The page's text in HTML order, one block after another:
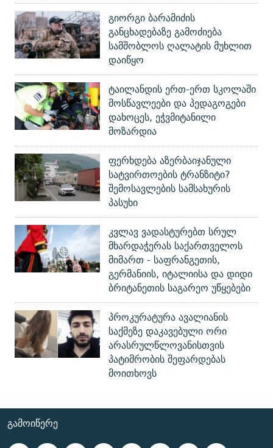
გიორგი ბარამიძის
განცხადებაზე გამოძიება
სამშობლოს ღალატის მუხლით
დაიწყო
ტაილანდის ერთ-ერთ სკოლაში
მოსწავლეები და პედაგოგები
დახოცეს, ეჭვმიტანილი
მოზარდია
ფერხდება აზერბაიჯანული
სატვირთოების ტრანზიტი?
შემოსავლების სამსახურის
პასუხი
კვლავ ვადასტურებთ სრულ
მხარდაჭერას საქართველოს
მიმართ - საფრანგეთის,
გერმანიის, იტალიისა და დიდი
ბრიტანეთის საგარეო უწყებები
პროკურატურა ავალიანის
საქმეზე დაკავებული ორი
არასრულწლოვანისთვის
პატიმრობის შეფარდებას
მოითხოვს
ᲒᲐᲛᲝᲘᲬᲔᲠᲔ